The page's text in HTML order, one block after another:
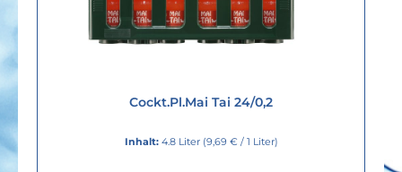
Cockt.Pl.Mai Tai 24/0,2
Inhalt: 4.8 Liter (9,69 € / 1 Liter)